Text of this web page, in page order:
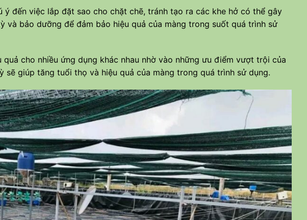
ý đến việc lắp đặt sao cho chặt chẽ, tránh tạo ra các khe hở có thể gây
và bảo dưỡng để đảm bảo hiệu quả của màng trong suốt quá trình sử
cho nhiều ứng dụng khác nhau nhờ vào những ưu điểm vượt trội của
giúp tăng tuổi thọ và hiệu quả của màng trong quá trình sử dụng.